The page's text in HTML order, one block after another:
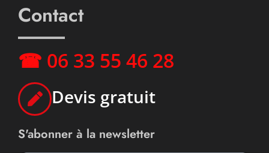
Contact
☎ 06 33 55 46 28
Devis gratuit
S'abonner à la newsletter